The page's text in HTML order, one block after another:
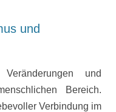
und
und
Bereich.
Verbindung im